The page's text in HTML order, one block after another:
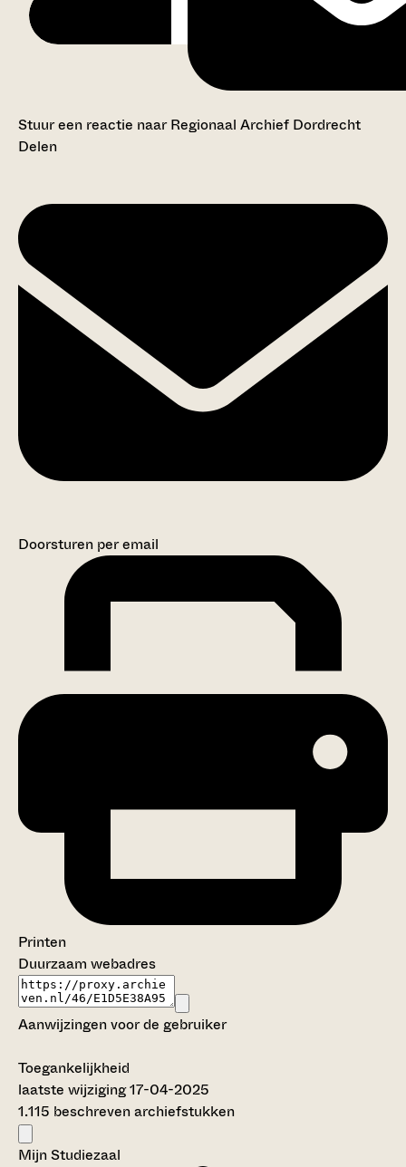
Stuur een reactie naar Regionaal Archief Dordrecht
Delen
Doorsturen per email
Printen
Duurzaam webadres
Aanwijzingen voor de gebruiker
Toegankelijkheid
laatste wijziging 17-04-2025
1.115 beschreven archiefstukken
Mijn Studiezaal